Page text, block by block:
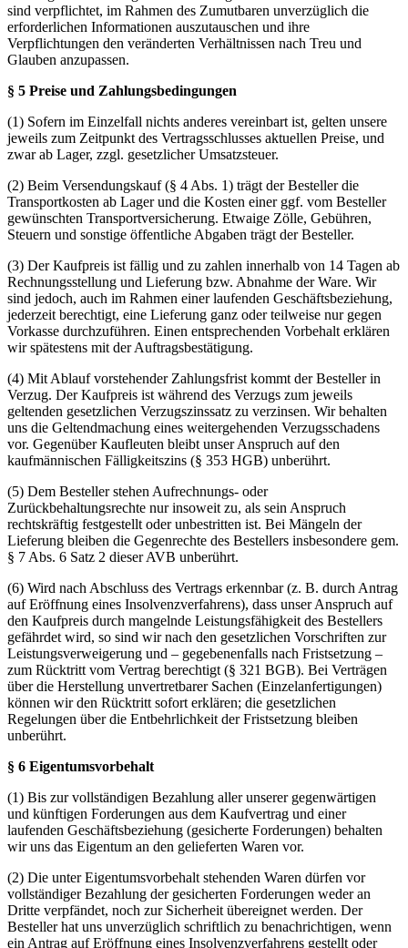
sind verpflichtet, im Rahmen des Zumutbaren unverzüglich die
erforderlichen Informationen auszutauschen und ihre
Verpflichtungen den veränderten Verhältnissen nach Treu und
Glauben anzupassen.
§ 5 Preise und Zahlungsbedingungen
(1) Sofern im Einzelfall nichts anderes vereinbart ist, gelten unsere
jeweils zum Zeitpunkt des Vertragsschlusses aktuellen Preise, und
zwar ab Lager, zzgl. gesetzlicher Umsatzsteuer.
(2) Beim Versendungskauf (§ 4 Abs. 1) trägt der Besteller die
Transportkosten ab Lager und die Kosten einer ggf. vom Besteller
gewünschten Transportversicherung. Etwaige Zölle, Gebühren,
Steuern und sonstige öffentliche Abgaben trägt der Besteller.
(3) Der Kaufpreis ist fällig und zu zahlen innerhalb von 14 Tagen ab
Rechnungsstellung und Lieferung bzw. Abnahme der Ware. Wir
sind jedoch, auch im Rahmen einer laufenden Geschäftsbeziehung,
jederzeit berechtigt, eine Lieferung ganz oder teilweise nur gegen
Vorkasse durchzuführen. Einen entsprechenden Vorbehalt erklären
wir spätestens mit der Auftragsbestätigung.
(4) Mit Ablauf vorstehender Zahlungsfrist kommt der Besteller in
Verzug. Der Kaufpreis ist während des Verzugs zum jeweils
geltenden gesetzlichen Verzugszinssatz zu verzinsen. Wir behalten
uns die Geltendmachung eines weitergehenden Verzugsschadens
vor. Gegenüber Kaufleuten bleibt unser Anspruch auf den
kaufmännischen Fälligkeitszins (§ 353 HGB) unberührt.
(5) Dem Besteller stehen Aufrechnungs- oder
Zurückbehaltungsrechte nur insoweit zu, als sein Anspruch
rechtskräftig festgestellt oder unbestritten ist. Bei Mängeln der
Lieferung bleiben die Gegenrechte des Bestellers insbesondere gem.
§ 7 Abs. 6 Satz 2 dieser AVB unberührt.
(6) Wird nach Abschluss des Vertrags erkennbar (z. B. durch Antrag
auf Eröffnung eines Insolvenzverfahrens), dass unser Anspruch auf
den Kaufpreis durch mangelnde Leistungsfähigkeit des Bestellers
gefährdet wird, so sind wir nach den gesetzlichen Vorschriften zur
Leistungsverweigerung und – gegebenenfalls nach Fristsetzung –
zum Rücktritt vom Vertrag berechtigt (§ 321 BGB). Bei Verträgen
über die Herstellung unvertretbarer Sachen (Einzelanfertigungen)
können wir den Rücktritt sofort erklären; die gesetzlichen
Regelungen über die Entbehrlichkeit der Fristsetzung bleiben
unberührt.
§ 6 Eigentumsvorbehalt
(1) Bis zur vollständigen Bezahlung aller unserer gegenwärtigen
und künftigen Forderungen aus dem Kaufvertrag und einer
laufenden Geschäftsbeziehung (gesicherte Forderungen) behalten
wir uns das Eigentum an den gelieferten Waren vor.
(2) Die unter Eigentumsvorbehalt stehenden Waren dürfen vor
vollständiger Bezahlung der gesicherten Forderungen weder an
Dritte verpfändet, noch zur Sicherheit übereignet werden. Der
Besteller hat uns unverzüglich schriftlich zu benachrichtigen, wenn
ein Antrag auf Eröffnung eines Insolvenzverfahrens gestellt oder